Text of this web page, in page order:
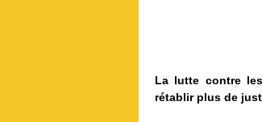
La lutte contre
rétablir plus de